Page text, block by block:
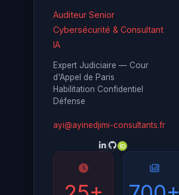
Auditeur Senior
Cybersécurité & Consultant
IA
Expert Judiciaire — Cour
d'Appel de Paris
Habilitation Confidentiel
Défense
ayi@ayinedjimi-consultants.fr